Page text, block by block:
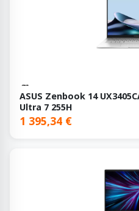
ASUS Zenbook 14
Ultra 7 255H
1 395,34 €